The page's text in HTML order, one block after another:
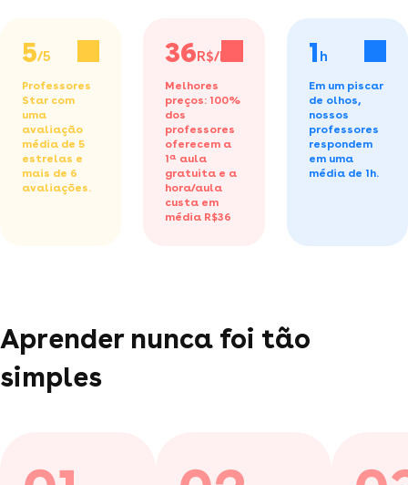
5/5
Professores
Star com
uma
avaliação
média de 5
estrelas e
mais de 6
avaliações.
36R$/h
Melhores
preços: 100%
dos
professores
oferecem a
1ª aula
gratuita e a
hora/aula
custa em
média R$36
1 h
Em um piscar
de olhos,
nossos
professores
respondem
em uma
média de 1h.
Aprender nunca foi tão
simples